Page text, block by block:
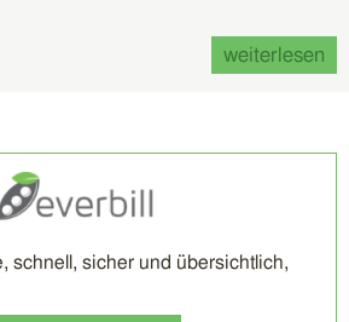
weiterlesen
schnell, sicher und übersichtlich,